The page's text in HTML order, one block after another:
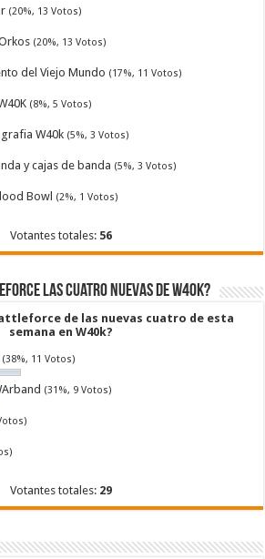
(20%, 13 Votos)
(20%, 13 Votos)
del Viejo Mundo (17%, 11 Votos)
(8%, 5 Votos)
W40k (5%, 3 Votos)
y cajas de banda (5%, 3 Votos)
Bowl (2%, 1 Votos)
Votantes totales: 56
las cuatro nuevas de W40k?
de las nuevas cuatro de esta
semana en W40k?
(38%, 11 Votos)
(31%, 9 Votos)
Votantes totales: 29